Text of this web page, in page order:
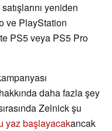
yeniden
ve PlayStation
PS5 veya PS5 Pro
daha fazla şey
Zelnick şu
yaz başlayacakancak